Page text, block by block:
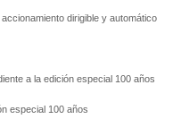
dirigible y automático
a la edición especial 100 años
especial 100 años